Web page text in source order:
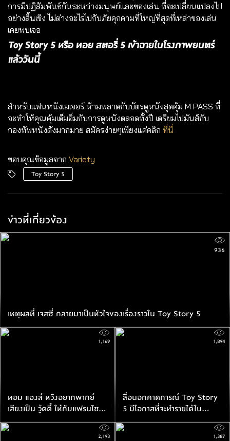
การมีปฏิสัมพันธ์กันระหว่างมนุษย์และของเล่น ที่จะเปลี่ยนแปลงไป
อย่างสิ้นเชิง ไม่ต่างอะไรไปกับภัยคุกคามที่ใหญ่ที่สุดที่เหล่าของเล่น
เคยพบเจอ
Toy Story 5 หรือ ทอย สตอรี่ 5 เข้าฉายในโรงภาพยนตร์
แล้ววันนี้
สำหรับแฟนหนังเมเจอร์ ห้ามพลาดกับบัตรดูหนังสุดคุ้ม M PASS ที่
จะทำให้คุณคุ้มเต็มอิ่มกับการดูหนังตลอดทั้งปี เตรียมไปมันส์กับ
กองทัพหนังดังมากมาย สมัครง่ายๆเพียงแค่คลิก ที่นี่
ขอบคุณข้อมูลจาก Variety
Toy Story 5
ข่าวที่เกี่ยวข้อง
เหตุผลที่ เจสซี่ กลายมาเป็นหัวใจของเรื่องราวใน Toy Story 5
936
ทอม แฮงส์ หวังอยากพากย์
เสียงเป็น วู้ดดี้ ให้กับแฟรนไชส์
Toy Story ไปตลอดกาล
1,169
สื่อนอกคาดการณ์ Toy Story
5 มีโอกาสที่จะทำรายได้ใน
สัปดาห์เปิดตัวในอเมริกา $150
ล้านเหรียญ
1,894
2,193 1,387